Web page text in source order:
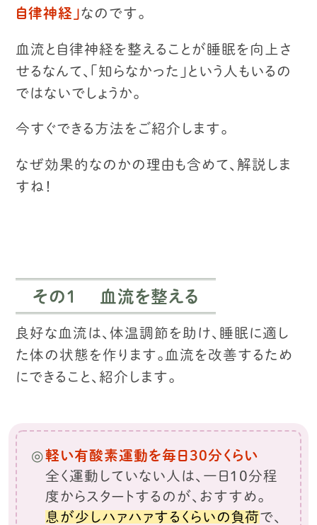
自律神経」なのです。
血流と自律神経を整えることが睡眠を向上さ
せるなんて、
「知らなかった」という人もいるの
ではないでしょうか。
今すぐできる方法をご紹介します。
なぜ効果的なのかの理由も含めて、解説しま
すね！
その1 血流を整える
良好な血流は、体温調節を助け、睡眠に適し
た体の状態を作ります。 血流を改善するため
にできること、紹介します。
軽い有酸素運動を毎日30分くらい
全く運動していない人は、一日10分程
度からスタートするのが、おすすめ。
息が少しハァハァするくらいの負荷で、